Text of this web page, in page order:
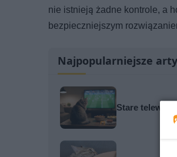
nie istnieją żadne kontrole, a
bezpieczniejszym
Najpopularniejsze
Stare